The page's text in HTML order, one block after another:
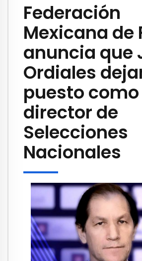
Federación
Mexicana de
anuncia que
Ordiales
puesto como
director de
Selecciones
Nacionales